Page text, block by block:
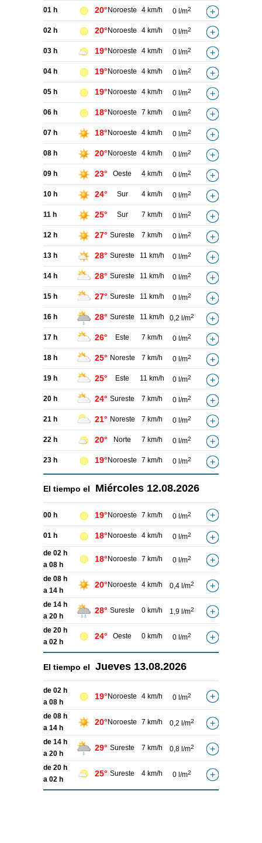
01 h 20° Noroeste 4 km/h 0 l/m2
02 h 20° Noroeste 4 km/h 0 l/m2
03 h 19° Noroeste 4 km/h 0 l/m2
04 h 19° Noroeste 4 km/h 0 l/m2
05 h 19° Noroeste 4 km/h 0 l/m2
06 h 18° Noroeste 7 km/h 0 l/m2
07 h 18° Noroeste 4 km/h 0 l/m2
08 h 20° Noroeste 4 km/h 0 l/m2
09 h 23° Oeste 4 km/h 0 l/m2
10 h 24° Sur 4 km/h 0 l/m2
11 h 25° Sur 7 km/h 0 l/m2
12 h 27° Sureste 7 km/h 0 l/m2
13 h 28° Sureste 11 km/h 0 l/m2
14 h 28° Sureste 11 km/h 0 l/m2
15 h 27° Sureste 11 km/h 0 l/m2
16 h 28° Sureste 11 km/h 0,2 l/m2
17 h 26° Este 7 km/h 0 l/m2
18 h 25° Noreste 7 km/h 0 l/m2
19 h 25° Este 11 km/h 0 l/m2
20 h 24° Sureste 7 km/h 0 l/m2
21 h 21° Noreste 7 km/h 0 l/m2
22 h 20° Norte 7 km/h 0 l/m2
23 h 19° Noroeste 7 km/h 0 l/m2
El tiempo el Miércoles 12.08.2026
00 h 19° Noroeste 7 km/h 0 l/m2
01 h 18° Noroeste 4 km/h 0 l/m2
de 02 h
a 08 h
18° Noroeste 7 km/h 0 l/m2
de 08 h
a 14 h
20° Noroeste 4 km/h 0,4 l/m2
de 14 h
a 20 h
28° Sureste 0 km/h 1,9 l/m2
de 20 h
a 02 h
24° Oeste 0 km/h 0 l/m2
El tiempo el Jueves 13.08.2026
de 02 h
a 08 h
19° Noroeste 4 km/h 0 l/m2
de 08 h
a 14 h
20° Noroeste 7 km/h 0,2 l/m2
de 14 h
a 20 h
29° Sureste 7 km/h 0,8 l/m2
de 20 h
a 02 h
25° Sureste 4 km/h 0 l/m2